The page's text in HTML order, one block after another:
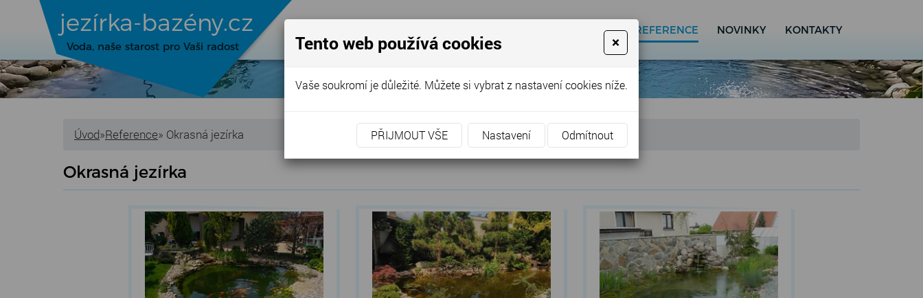
jezírka-bazény.cz
Voda, naše starost pro Vaši radost
POPTÁVKA REFERENCE NOVINKY KONTAKTY
Úvod»Reference» Okrasná jezírka
Okrasná jezírka
Tento web používá cookies ×
Vaše soukromí je důležité. Můžete si vybrat z nastavení cookies níže.
PŘIJMOUT VŠE Nastavení Odmítnout